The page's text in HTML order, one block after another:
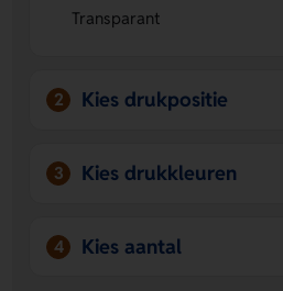
Te personaliseren
Transparant
2 Kies drukpositie
3 Kies drukkleuren
4 Kies aantal